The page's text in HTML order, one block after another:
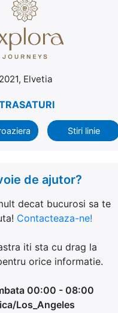
Elvetia
Stiri linie
de ajutor?
decat bucurosi sa te
Contacteaza-ne!
iti sta cu drag la
orice informatie.
00:00 - 08:00
Los_Angeles